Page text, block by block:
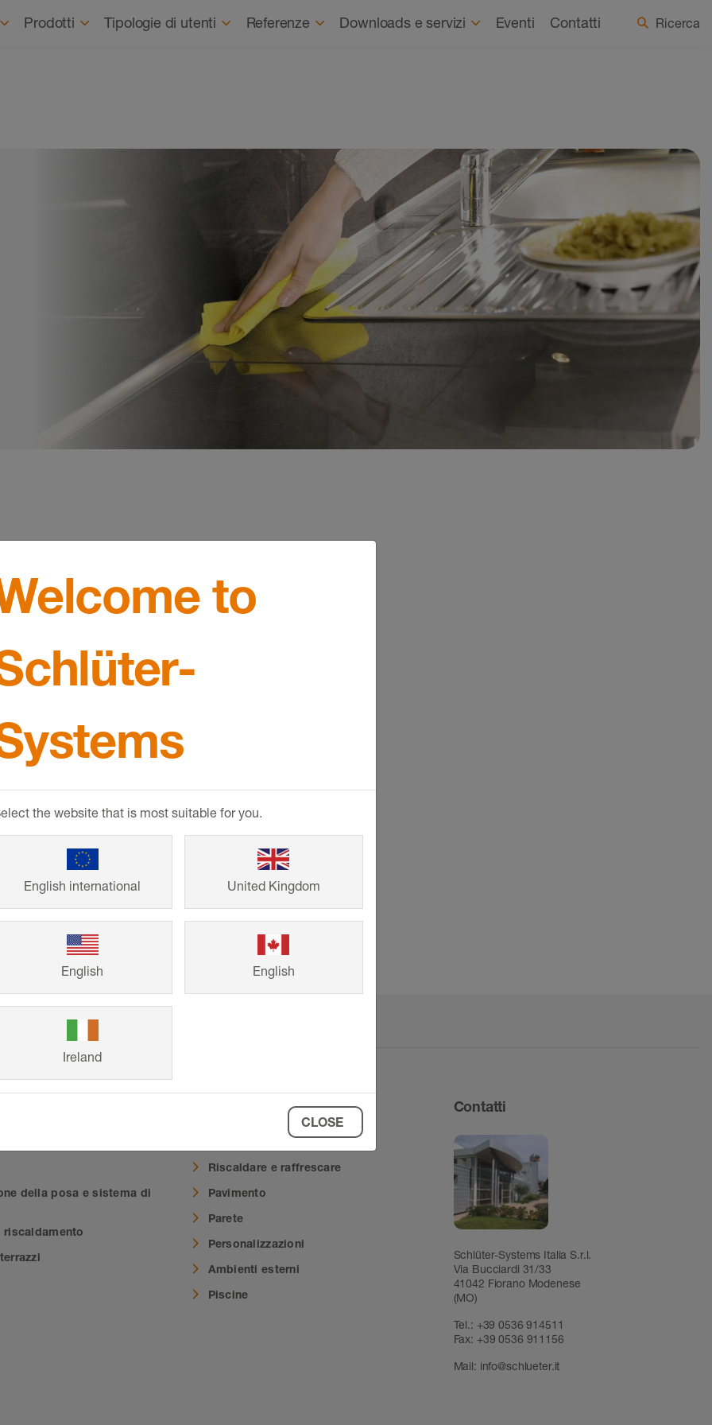
Chi siamo Notizie Seleziona Paese / Lingua
Prodotti Tipologie di utenti Referenze Downloads e servizi Eventi Contatti Ricerca
-CLEAN-CP
speciale per la pulizia
acciaio inossidabile,
per altre superfici
della posa e sistema di
Campi applicativi
Riscaldare e raffrescare
Pavimento
Parete
Personalizzazioni
Ambienti esterni
Piscine
Contatti
Schlüter-Systems Italia S.r.l.
Via Bucciardi 31/33
41042 Fiorano Modenese
(MO)
Tel.: +39 0536 914511
Fax: +39 0536 911156
Mail: info@schlueter.it
to
the website that is most suitable for you.
English international United Kingdom
English English
Ireland
CLOSE